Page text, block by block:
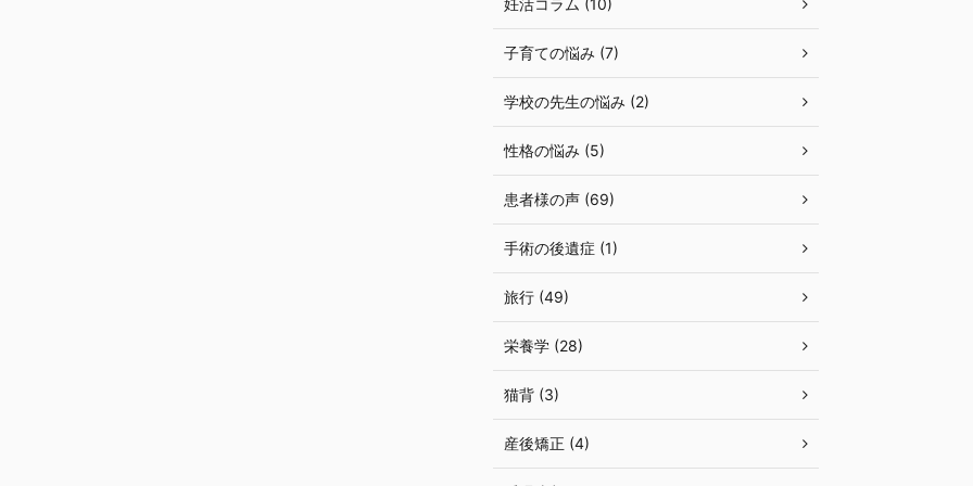
妊活コラム (10)
子育ての悩み (7)
学校の先生の悩み (2)
性格の悩み (5)
患者様の声 (69)
手術の後遺症 (1)
旅行 (49)
栄養学 (28)
猫背 (3)
産後矯正 (4)